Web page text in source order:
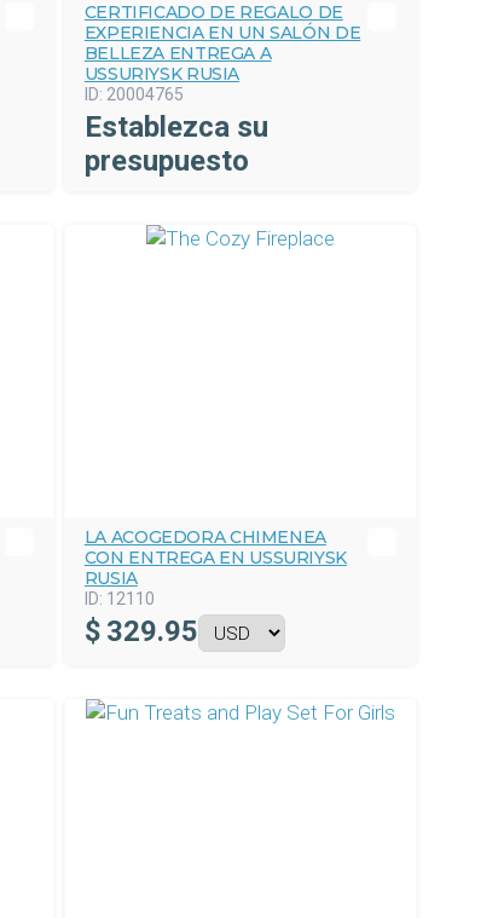
CERTIFICADO DE REGALO DE
EXPERIENCIA EN UN SALÓN DE
BELLEZA ENTREGA A
USSURIYSK RUSIA
ID: 20004765
Establezca su
presupuesto
LA ACOGEDORA CHIMENEA
CON ENTREGA EN USSURIYSK
RUSIA
ID: 12110
$ 329.95